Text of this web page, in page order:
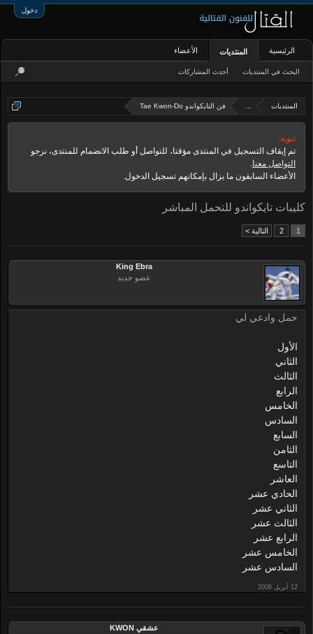
دخول
المنتديات فن التايكواندو Tae Kwon-Do
تنويه:
تم إيقاف التسجيل في المنتدى مؤقتا، للتواصل أو طلب الانضمام للمنتدى، نرجو
التواصل معنا.
الأعضاء السابقون ما يزال بإمكانهم تسجيل الدخول.
كليبات تايكواندو للتحمل المباشر
1
2 التالية >
King Ebra
عضو جديد
حمل وادعي لي
الأول
الثاني
الثالث
الرابع
الخامس
السادس
السابع
الثامن
التاسع
العاشر
الحادي عشر
الثاني عشر
الثالث عشر
الرابع عشر
الخامس عشر
السادس عشر
عشقي KWON
الرئيسية المنتديات
البحث في المنتديات أحدث المشاركات
الأعضاء